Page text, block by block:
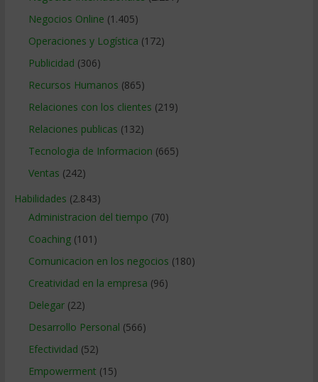
Negocios Online (1.405)
Operaciones y Logística (172)
Publicidad (306)
Recursos Humanos (865)
Relaciones con los clientes (219)
Relaciones publicas (132)
Tecnologia de Informacion (665)
Ventas (242)
Habilidades (2.843)
Administracion del tiempo (70)
Coaching(101)
Comunicacion en los negocios (180)
Creatividad en la empresa (96)
Delegar(22)
Desarrollo Personal (566)
Efectividad (52)
Empowerment (15)